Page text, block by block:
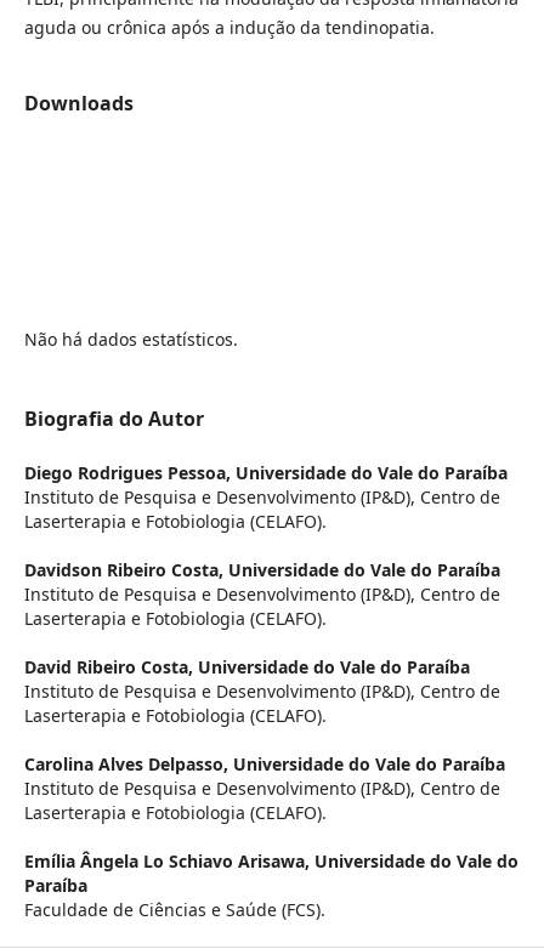
aguda ou crônica após a indução da tendinopatia.
Downloads
Não há dados estatísticos.
Biografia do Autor
Diego Rodrigues Pessoa, Universidade do Vale do Paraíba
Instituto de Pesquisa e Desenvolvimento (IP&D), Centro de
Laserterapia e Fotobiologia (CELAFO).
Davidson Ribeiro Costa, Universidade do Vale do Paraíba
Instituto de Pesquisa e Desenvolvimento (IP&D), Centro de
Laserterapia e Fotobiologia (CELAFO).
David Ribeiro Costa, Universidade do Vale do Paraíba
Instituto de Pesquisa e Desenvolvimento (IP&D), Centro de
Laserterapia e Fotobiologia (CELAFO).
Carolina Alves Delpasso, Universidade do Vale do Paraíba
Instituto de Pesquisa e Desenvolvimento (IP&D), Centro de
Laserterapia e Fotobiologia (CELAFO).
Emília Ângela Lo Schiavo Arisawa, Universidade do Vale do
Paraíba
Faculdade de Ciências e Saúde (FCS).